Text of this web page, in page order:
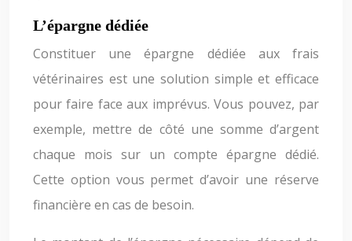
L’épargne dédiée
Constituer une épargne dédiée aux frais
vétérinaires est une solution simple et efficace
pour faire face aux imprévus. Vous pouvez, par
exemple, mettre de côté une somme d’argent
chaque mois sur un compte épargne dédié.
Cette option vous permet d’avoir une réserve
financière en cas de besoin.